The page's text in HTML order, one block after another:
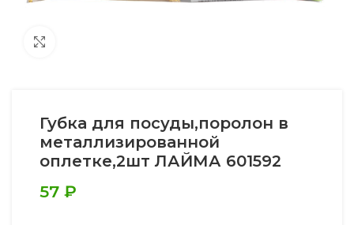
Губка для посуды,поролон в
металлизированной
оплетке,2шт ЛАЙМА 601592
57 ₽